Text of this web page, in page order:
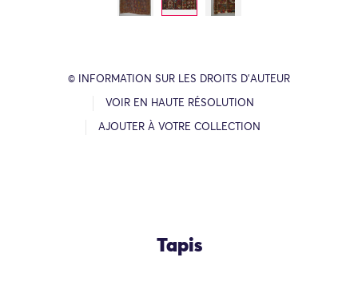
© INFORMATION SUR LES DROITS D’AUTEUR
VOIR EN HAUTE RÉSOLUTION
AJOUTER À VOTRE COLLECTION
Tapis